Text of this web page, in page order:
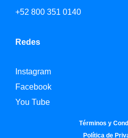
+52 800 351 0140
Redes
Instagram
Facebook
You Tube
Términos y
Política de